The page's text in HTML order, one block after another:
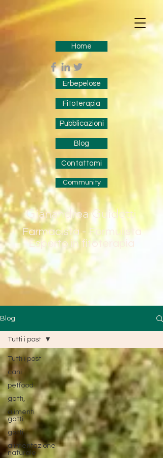
Home
Erbepelose
Fitoterapia
Pubblicazioni
Blog
Gianandrea Guidetti
Farmacista - Formulista
Esperto in fitoterapia
Contattami
Community
Blog
Tutti i post
cani
petfood
gatti,
alimenti
gatti
gatti
alimentazione
naturale
Tutti i post